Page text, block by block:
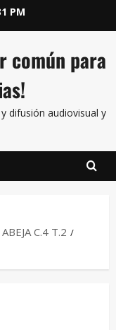
PM
común para
difusión audiovisual y
C.4 T.2